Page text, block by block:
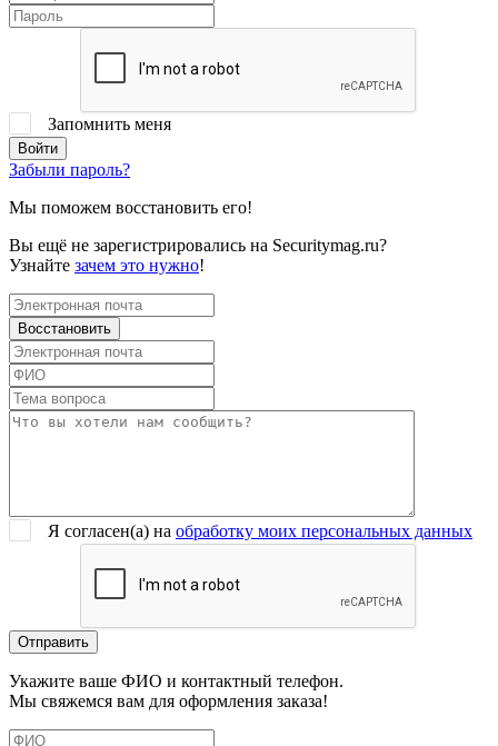
Запомнить меня
Забыли пароль?
Мы поможем восстановить его!
Вы ещё не зарегистрировались на Securitymag.ru?
Узнайте зачем это нужно!
Я согласен(a) на обработку моих персональных данных
Укажите ваше ФИО и контактный телефон.
Мы свяжемся вам для оформления заказа!